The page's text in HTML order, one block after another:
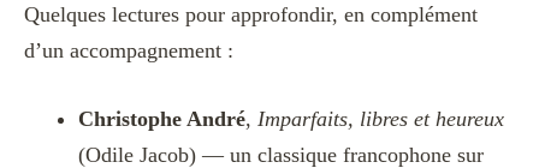
Quelques lectures pour approfondir, en complément
d’un accompagnement :
Christophe André, Imparfaits, libres et heureux
(Odile Jacob) — un classique francophone sur